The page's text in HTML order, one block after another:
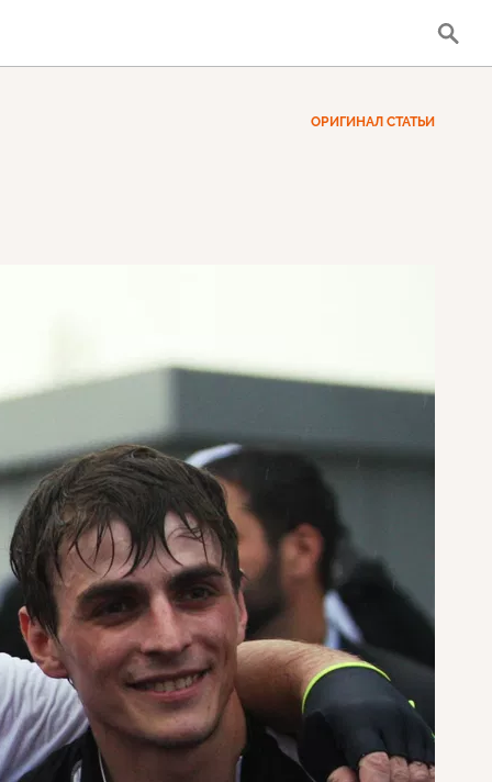
ОРИГИНАЛ СТАТЬИ